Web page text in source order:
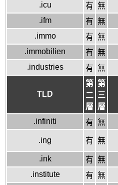
.icu
有 無
.ifm
有 無
.immo
有 無
.immobilien
有 無
.industries
有 無
TLD
第
二
層
第
三
層
.infiniti 有 無
.ing 有 無
.ink
有 無
.institute
有 無